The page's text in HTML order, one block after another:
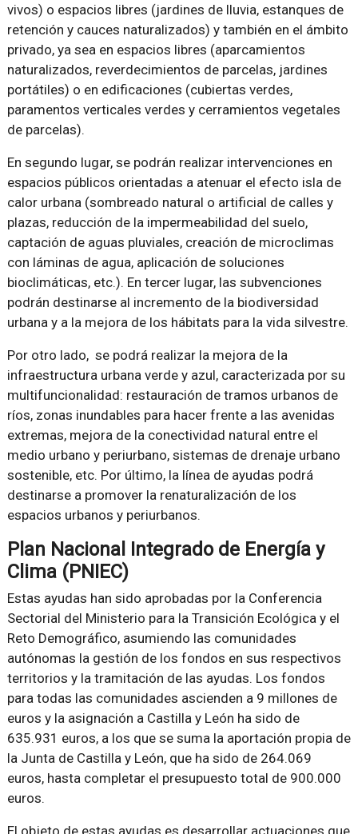
vivos) o espacios libres (jardines de lluvia, estanques de
retención y cauces naturalizados) y también en el ámbito
privado, ya sea en espacios libres (aparcamientos
naturalizados, reverdecimientos de parcelas, jardines
portátiles) o en edificaciones (cubiertas verdes,
paramentos verticales verdes y cerramientos vegetales
de parcelas).
En segundo lugar, se podrán realizar intervenciones en
espacios públicos orientadas a atenuar el efecto isla de
calor urbana (sombreado natural o artificial de calles y
plazas, reducción de la impermeabilidad del suelo,
captación de aguas pluviales, creación de microclimas
con láminas de agua, aplicación de soluciones
bioclimáticas, etc.). En tercer lugar, las subvenciones
podrán destinarse al incremento de la biodiversidad
urbana y a la mejora de los hábitats para la vida silvestre.
Por otro lado, se podrá realizar la mejora de la
infraestructura urbana verde y azul, caracterizada por su
multifuncionalidad: restauración de tramos urbanos de
ríos, zonas inundables para hacer frente a las avenidas
extremas, mejora de la conectividad natural entre el
medio urbano y periurbano, sistemas de drenaje urbano
sostenible, etc. Por último, la línea de ayudas podrá
destinarse a promover la renaturalización de los
espacios urbanos y periurbanos.
Plan Nacional Integrado de Energía y
Clima (PNIEC)
Estas ayudas han sido aprobadas por la Conferencia
Sectorial del Ministerio para la Transición Ecológica y el
Reto Demográfico, asumiendo las comunidades
autónomas la gestión de los fondos en sus respectivos
territorios y la tramitación de las ayudas. Los fondos
para todas las comunidades ascienden a 9 millones de
euros y la asignación a Castilla y León ha sido de
635.931 euros, a los que se suma la aportación propia de
la Junta de Castilla y León, que ha sido de 264.069
euros, hasta completar el presupuesto total de 900.000
euros.
El objeto de estas ayudas es desarrollar actuaciones que